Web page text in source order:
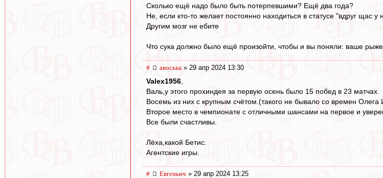
Сколько ещё надо было быть потерпевшими? Ещё два года?
Не, если кто-то желает постоянно находиться в статусе "вдруг щас у
Другим мозг не ебите
Что сука должно было ещё произойти, чтобы и вы поняли: ваше
# авоська » 29 апр 2024 13:30
Valex1956
Валь,у этого прохиндея за первую осень было 15 побед в 23 матчах.
Восемь из них с крупным счётом.(такого не бывало со времен Олега
Второе место в чемпионате с отличными шансами на первое и
Все были счастливы.
Лёха,какой Бетис.
Агентские игры.
# Евгеньич » 29 апр 2024 13:25